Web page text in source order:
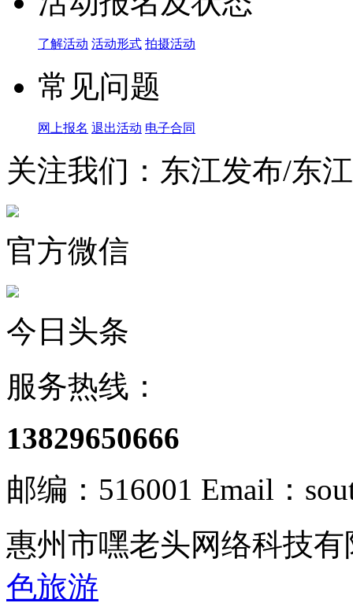
了解活动 活动形式 拍摄活动
常见问题
网上报名 退出活动 电子合同
关注我们：东江发布/东
官方微信
今日头条
服务热线：
13829650666
邮编：516001 Email：
惠州市嘿老头网络科技
色旅游